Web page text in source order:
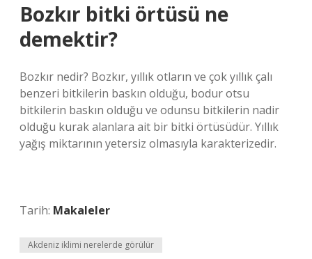
Bozkır bitki örtüsü ne
demektir?
Bozkır nedir? Bozkır, yıllık otların ve çok yıllık çalı
benzeri bitkilerin baskın olduğu, bodur otsu
bitkilerin baskın olduğu ve odunsu bitkilerin nadir
olduğu kurak alanlara ait bir bitki örtüsüdür. Yıllık
yağış miktarının yetersiz olmasıyla karakterizedir.
Tarih: Makaleler
Akdeniz iklimi nerelerde görülür